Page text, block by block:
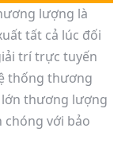
lượng là
tất cả lúc đối
trí trực tuyến
thống thương
lớn thương lượng
chóng với bảo